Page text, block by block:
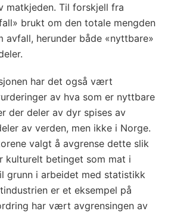
matkjeden. Til forskjell fra
brukt om den totale mengden
avfall, herunder både «nyttbare»
har det også vært
av hva som er nyttbare
der deler av dyr spises av
av verden, men ikke i Norge.
valgt å avgrense dette slik
kulturelt betinget som mat i
grunn i arbeidet med statistikk
er et eksempel på
har vært avgrensingen av